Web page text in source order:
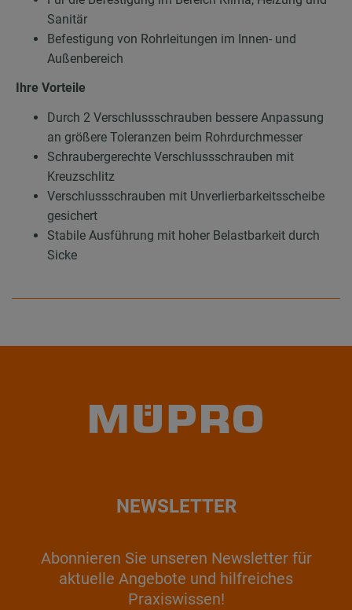
Sanitär
Befestigung von Rohrleitungen im Innen- und
Außenbereich
Ihre Vorteile
Durch 2 Verschlussschrauben bessere Anpassung
an größere Toleranzen beim Rohrdurchmesser
Schraubergerechte Verschlussschrauben mit
Kreuzschlitz
Verschlussschrauben mit Unverlierbarkeitsscheibe
gesichert
Stabile Ausführung mit hoher Belastbarkeit durch
Sicke
NEWSLETTER
Abonnieren Sie unseren Newsletter für
aktuelle Angebote und hilfreiches
Praxiswissen!